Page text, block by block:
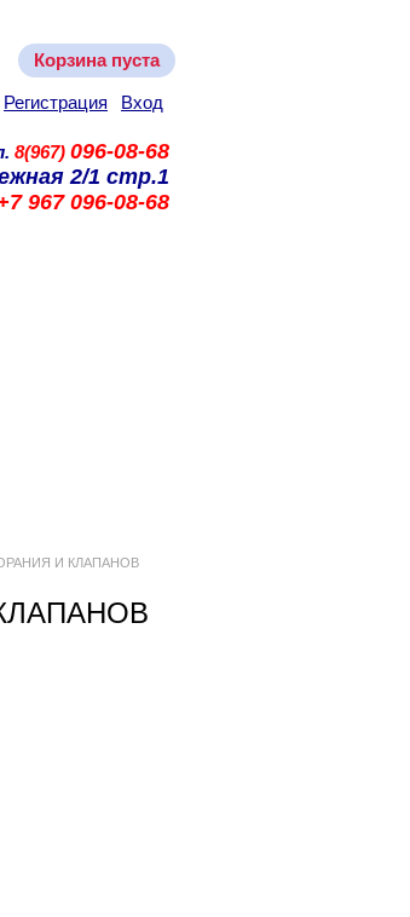
Корзина пуста
Регистрация Вход
8(967) 096-08-68
2/1 стр.1
967 096-08-68
И КЛАПАНОВ